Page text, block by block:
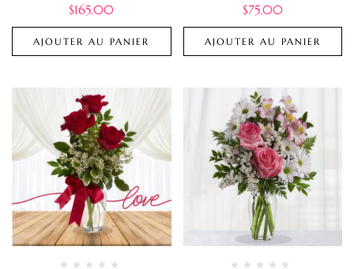
$165.00
AJOUTER AU PANIER
$75.00
AJOUTER AU PANIER